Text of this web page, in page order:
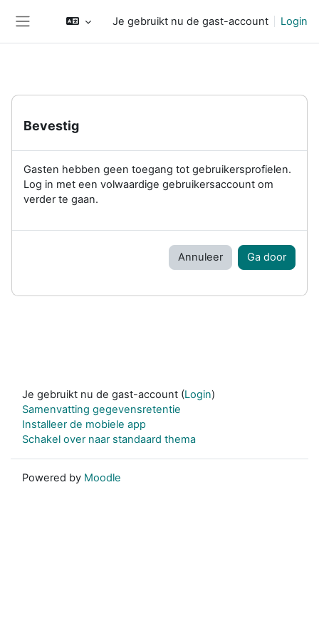
Je gebruikt nu de gast-account Login
Bevestig
Gasten hebben geen toegang tot gebruikersprofielen.
Log in met een volwaardige gebruikersaccount om
verder te gaan.
Annuleer Ga door
Je gebruikt nu de gast-account (Login)
Samenvatting gegevensretentie
Installeer de mobiele app
Schakel over naar standaard thema
Powered by Moodle